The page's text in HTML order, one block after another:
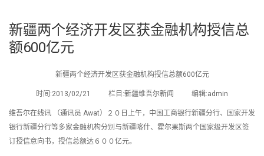
新疆两个经济开发区获金融机构授信总
额600亿元
新疆两个经济开发区获金融机构授信总额600亿元
时间:2013/02/21 栏目:新疆维吾尔新闻 编辑:admin
维吾尔在线讯 （通讯员 Awat）２０日上午，中国工商银行新疆分行、国家开发
银行新疆分行等多家金融机构分别与新疆喀什、霍尔果斯两个国家级开发区签
订授信意向书，授信总额达６００亿元。